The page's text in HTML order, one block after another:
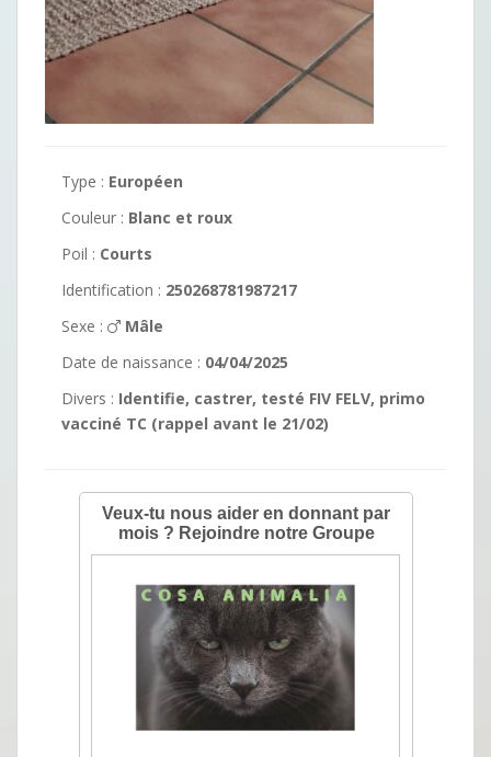
Type : Européen
Couleur : Blanc et roux
Poil : Courts
Identification : 250268781987217
Sexe :
Mâle
Date de naissance : 04/04/2025
Divers : Identifie, castrer, testé FIV FELV, primo
vacciné TC (rappel avant le 21/02)